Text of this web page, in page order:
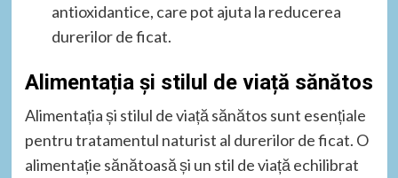
antioxidantice, care pot ajuta la reducerea
durerilor de ficat.
Alimentația și stilul de viață sănătos
Alimentația și stilul de viață sănătos sunt esențiale
pentru tratamentul naturist al durerilor de ficat. O
alimentație sănătoasă și un stil de viață echilibrat